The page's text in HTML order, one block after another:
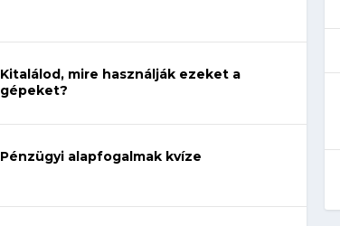
Kitalálod, mire használják ezeket a
gépeket?
Pénzügyi alapfogalmak kvíze